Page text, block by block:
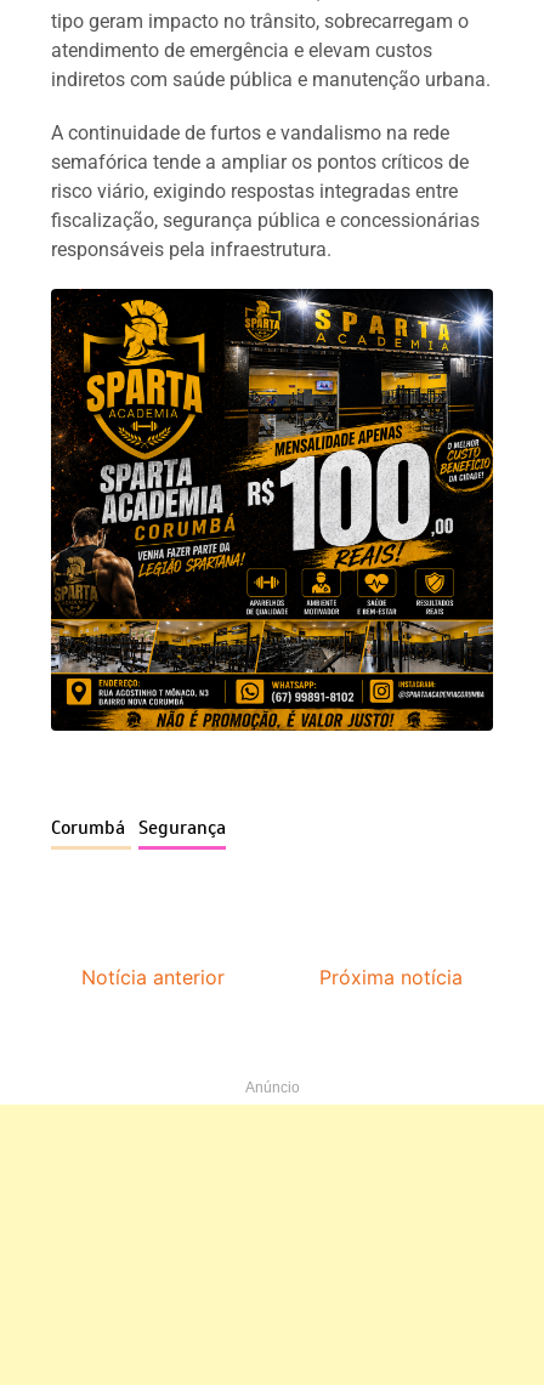
tipo geram impacto no trânsito, sobrecarregam o
atendimento de emergência e elevam custos
indiretos com saúde pública e manutenção urbana.
A continuidade de furtos e vandalismo na rede
semafórica tende a ampliar os pontos críticos de
risco viário, exigindo respostas integradas entre
fiscalização, segurança pública e concessionárias
responsáveis pela infraestrutura.
Corumbá Segurança
Notícia anterior Próxima notícia
Anúncio